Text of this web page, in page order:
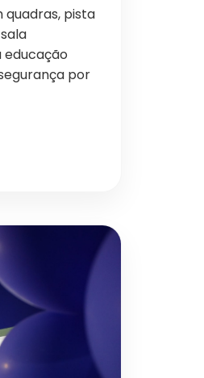
pista
educação
por